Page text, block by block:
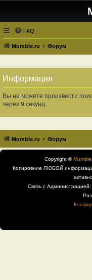
FAQ
Mumble.ru Форум
Информация
Вы не можете произвести
через 9 секунд.
Mumble.ru Форум
Copyright ©
Копировние ЛЮБОЙ
Связь с Администрацией: